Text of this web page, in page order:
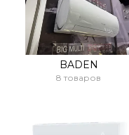
BADEN
8 товаров